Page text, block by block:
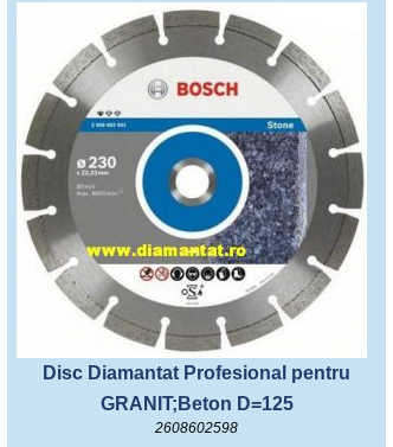
Disc Diamantat Profesional pentru
GRANIT;Beton D=125
2608602598